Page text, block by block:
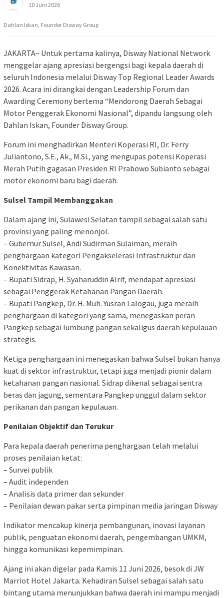
10 Juni 2026
Dahlan Iskan, Founder Disway Group
JAKARTA– Untuk pertama kalinya, Disway National Network
menggelar ajang apresiasi bergengsi bagi kepala daerah di
seluruh Indonesia melalui Disway Top Regional Leader Awards
2026. Acara ini dirangkai dengan Leadership Forum dan
Awarding Ceremony bertema “Mendorong Daerah Sebagai
Motor Penggerak Ekonomi Nasional”, dipandu langsung oleh
Dahlan Iskan, Founder Disway Group.
Forum ini menghadirkan Menteri Koperasi RI, Dr. Ferry
Juliantono, S.E., Ak., M.Si., yang mengupas potensi Koperasi
Merah Putih gagasan Presiden RI Prabowo Subianto sebagai
motor ekonomi baru bagi daerah.
Sulsel Tampil Membanggakan
Dalam ajang ini, Sulawesi Selatan tampil sebagai salah satu
provinsi yang paling menonjol.
– Gubernur Sulsel, Andi Sudirman Sulaiman, meraih
penghargaan kategori Pengakselerasi Infrastruktur dan
Konektivitas Kawasan.
– Bupati Sidrap, H. Syaharuddin Alrif, mendapat apresiasi
sebagai Penggerak Ketahanan Pangan Daerah.
– Bupati Pangkep, Dr. H. Muh. Yusran Lalogau, juga meraih
penghargaan di kategori yang sama, menegaskan peran
Pangkep sebagai lumbung pangan sekaligus daerah kepulauan
strategis.
Ketiga penghargaan ini menegaskan bahwa Sulsel bukan hanya
kuat di sektor infrastruktur, tetapi juga menjadi pionir dalam
ketahanan pangan nasional. Sidrap dikenal sebagai sentra
beras dan jagung, sementara Pangkep unggul dalam sektor
perikanan dan pangan kepulauan.
Penilaian Objektif dan Terukur
Para kepala daerah penerima penghargaan telah melalui
proses penilaian ketat:
– Survei publik
– Audit independen
– Analisis data primer dan sekunder
– Penilaian dewan pakar serta pimpinan media jaringan Disway
Indikator mencakup kinerja pembangunan, inovasi layanan
publik, penguatan ekonomi daerah, pengembangan UMKM,
hingga komunikasi kepemimpinan.
Ajang ini akan digelar pada Kamis 11 Juni 2026, besok di JW
Marriot Hotel Jakarta. Kehadiran Sulsel sebagai salah satu
bintang utama menunjukkan bahwa daerah ini mampu menjadi